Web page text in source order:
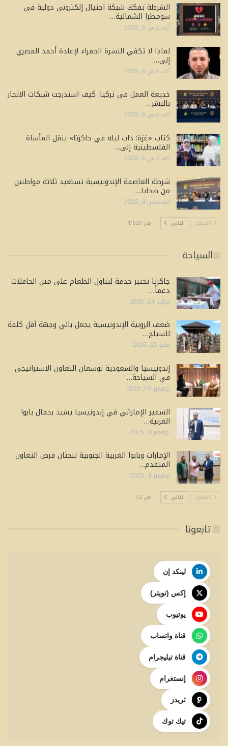
الشرطة تفكك شبكة احتيال إلكتروني دولية في
سومطرا الشمالية…
أغسطس 6, 2026
لماذا لا تكفي النشرة الحمراء لإعادة أحمد المصري
إلى…
أغسطس 6, 2026
خديعة العمل في تركيا: كيف استدرجت شبكات الاتجار
بالبشر…
أغسطس 6, 2026
كتاب «غزة: ذات ليلة في جاكرتا» ينقل المأساة
الفلسطينية إلى…
أغسطس 5, 2026
شرطة العاصمة الإندونيسية تستعيد ثلاثة مواطنين
من ضحايا…
أغسطس 4, 2026
السابق التالي 1 من 1٬630
السياحة
جاكرتا تختبر خدمة لتناول الطعام على متن الحافلات
دعماً…
يوليو 24, 2026
ضعف الروبية الإندونيسية يجعل بالي وجهة أقل كلفة
للسياح…
مايو 25, 2026
إندونيسيا والسعودية توسعان التعاون الاستراتيجي
في السياحة…
نوفمبر 10, 2025
السفير الإماراتي في إندونيسيا يشيد بجمال بابوا
الغربية…
نوفمبر 4, 2025
الإمارات وبابوا الغربية الجنوبية تبحثان فرص التعاون
المتقدم…
نوفمبر 4, 2025
السابق التالي 1 من 72
تابعونا
لينكد إن
إكس (تويتر)
يوتيوب
قناة واتساب
قناة تيليجرام
إنستغرام
ثريدز
تيك توك